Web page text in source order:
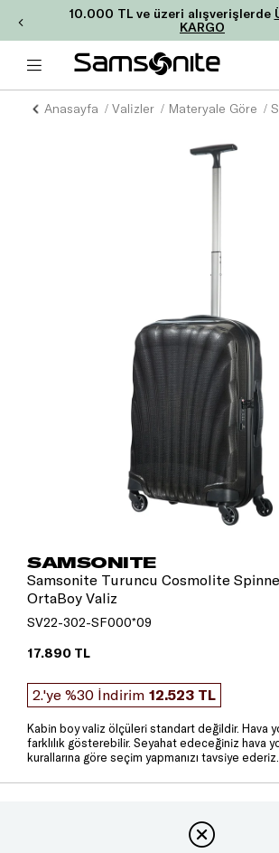
10.000 TL ve üzeri alışverişlerde
KARGO
Anasayfa Valizler Materyale Göre
SAMSONITE
Samsonite Turuncu Cosmolite
OrtaBoy Valiz
SV22-302-SF000*09
17.890 TL
2.'ye %30 İndirim 12.523 TL
Kabin boy valiz ölçüleri standart değildir. Hava
farklılık gösterebilir. Seyahat edeceğiniz hava
kurallarına göre seçim yapmanızı tavsiye ederiz.